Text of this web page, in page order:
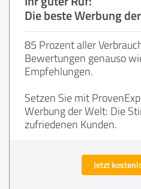
Die beste Werbung
85 Prozent aller
Bewertungen genauso
Empfehlungen.
Setzen Sie mit
Werbung der Welt: Die
zufriedenen Kunden.
Jetzt